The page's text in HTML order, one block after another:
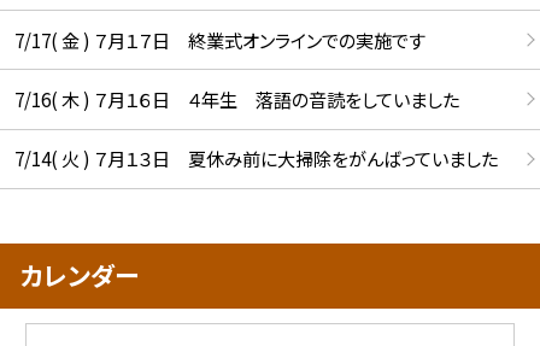
7/17( 金 ) ７月１７日 終業式オンラインでの実施です
7/16( 木 ) ７月１６日 ４年生 落語の音読をしていました
7/14( 火 ) ７月１３日 夏休み前に大掃除をがんばっていました
カレンダー